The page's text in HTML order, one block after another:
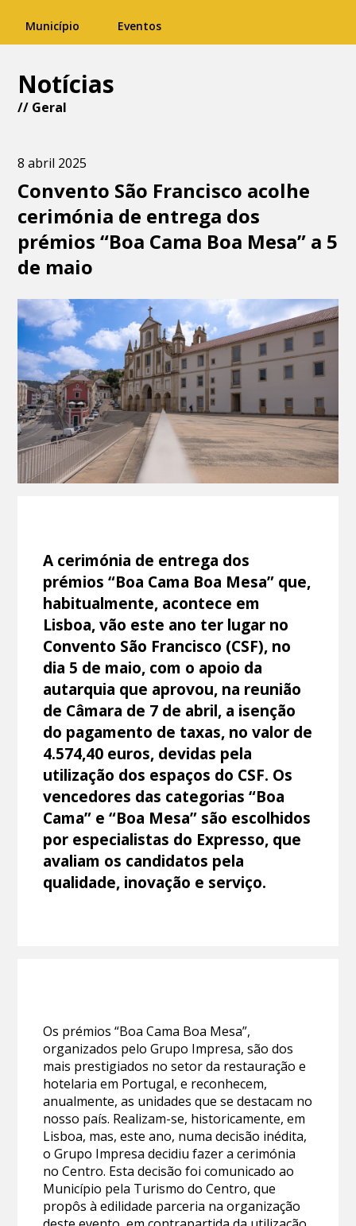
Município Eventos
Notícias
// Geral
8 abril 2025
Convento São Francisco acolhe
cerimónia de entrega dos
prémios “Boa Cama Boa Mesa” a 5
de maio
A cerimónia de entrega dos
prémios “Boa Cama Boa Mesa” que,
habitualmente, acontece em
Lisboa, vão este ano ter lugar no
Convento São Francisco (CSF), no
dia 5 de maio, com o apoio da
autarquia que aprovou, na reunião
de Câmara de 7 de abril, a isenção
do pagamento de taxas, no valor de
4.574,40 euros, devidas pela
utilização dos espaços do CSF. Os
vencedores das categorias “Boa
Cama” e “Boa Mesa” são escolhidos
por especialistas do Expresso, que
avaliam os candidatos pela
qualidade, inovação e serviço.
Os prémios “Boa Cama Boa Mesa”,
organizados pelo Grupo Impresa, são dos
mais prestigiados no setor da restauração e
hotelaria em Portugal, e reconhecem,
anualmente, as unidades que se destacam no
nosso país. Realizam-se, historicamente, em
Lisboa, mas, este ano, numa decisão inédita,
o Grupo Impresa decidiu fazer a cerimónia
no Centro. Esta decisão foi comunicado ao
Município pela Turismo do Centro, que
propôs à edilidade parceria na organização